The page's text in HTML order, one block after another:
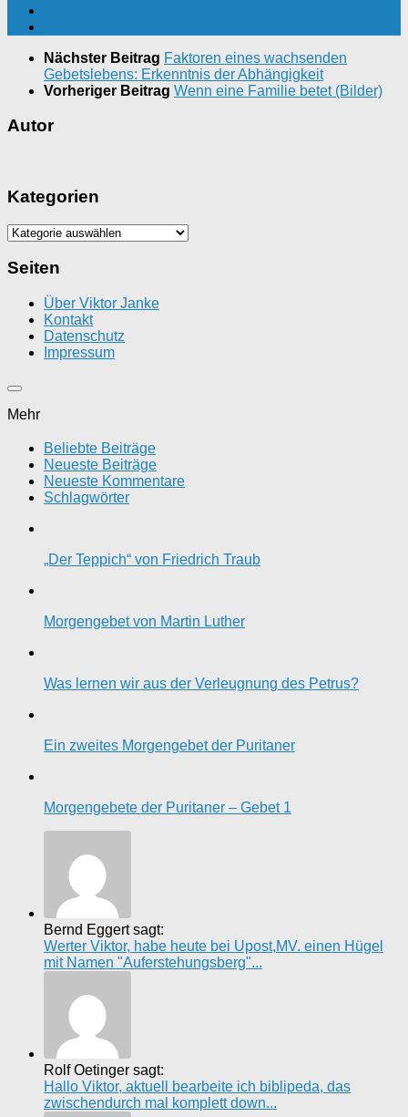
Nächster Beitrag Faktoren eines wachsenden
Gebetslebens: Erkenntnis der Abhängigkeit
Vorheriger Beitrag Wenn eine Familie betet (Bilder)
Autor
Kategorien
Kategorien
Seiten
Über Viktor Janke
Kontakt
Datenschutz
Impressum
Mehr
Beliebte Beiträge
Neueste Beiträge
Neueste Kommentare
Schlagwörter
„Der Teppich“ von Friedrich Traub
Morgengebet von Martin Luther
Was lernen wir aus der Verleugnung des Petrus?
Ein zweites Morgengebet der Puritaner
Morgengebete der Puritaner – Gebet 1
Bernd Eggert sagt:
Werter Viktor, habe heute bei Upost,MV. einen Hügel
mit Namen "Auferstehungsberg"...
Rolf Oetinger sagt:
Hallo Viktor, aktuell bearbeite ich biblipeda, das
zwischendurch mal komplett down...